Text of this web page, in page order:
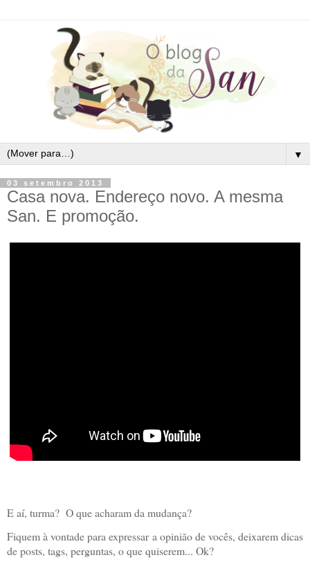
▼
03 setembro 2013
Casa nova. Endereço novo. A mesma
San. E promoção.
E aí, turma? O que acharam da mudança?
Fiquem à vontade para expressar a opinião de vocês, deixarem dicas
de posts, tags, perguntas, o que quiserem... Ok?